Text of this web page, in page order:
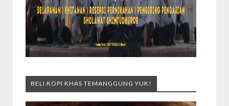
BELI KOPI KHAS TEMANGGUNG YUK!